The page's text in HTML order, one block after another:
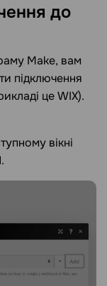
до
Make, вам
підключення
це WIX).
вікні
.